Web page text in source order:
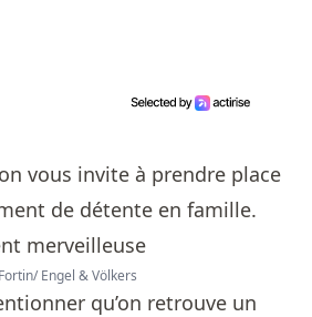
vous invite à prendre place
de détente en famille.
Engel & Völkers
qu’on retrouve un